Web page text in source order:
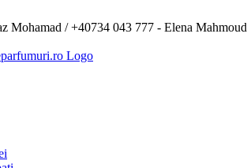
Mohamad / +40734 043 777 - Elena Mahmoud